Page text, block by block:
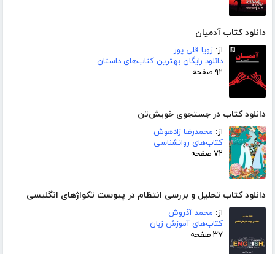
دانلود کتاب آدمیان
از: زویا قلی پور
دانلود رایگان بهترین کتاب‌های داستان
۹۲ صفحه
دانلود کتاب در جستجوی خویش‌تن
از: محمدرضا زادهوش
کتاب‌های روانشناسی
۷۲ صفحه
دانلود کتاب تحلیل و بررسی انتظام در پیوست تکواژهای انگلیسی
از: محمد آذروش
کتاب‌های آموزش زبان
۳۷ صفحه